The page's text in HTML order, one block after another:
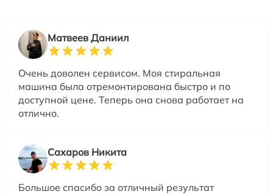
Матвеев Даниил
Очень доволен сервисом. Моя стиральная
машина была отремонтирована быстро и по
доступной цене. Теперь она снова работает на
отлично.
Сахаров Никита
Большое спасибо за отличный результат